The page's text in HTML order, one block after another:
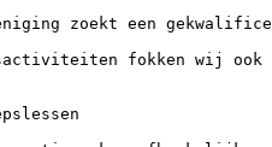
zoekt een
fokken wij ook